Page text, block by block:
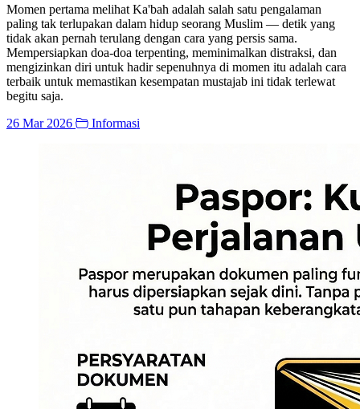
Momen pertama melihat Ka'bah adalah salah satu pengalaman
paling tak terlupakan dalam hidup seorang Muslim — detik yang
tidak akan pernah terulang dengan cara yang persis sama.
Mempersiapkan doa-doa terpenting, meminimalkan distraksi, dan
mengizinkan diri untuk hadir sepenuhnya di momen itu adalah cara
terbaik untuk memastikan kesempatan mustajab ini tidak terlewat
begitu saja.
26 Mar 2026
Informasi